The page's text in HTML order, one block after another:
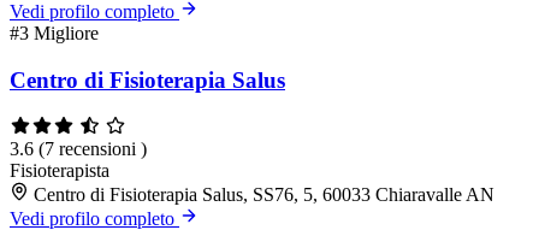
Vedi profilo completo
#3 Migliore
Centro di Fisioterapia Salus
3.6 (7 recensioni )
Fisioterapista
Centro di Fisioterapia Salus, SS76, 5, 60033 Chiaravalle AN
Vedi profilo completo